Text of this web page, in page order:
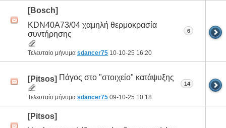
[Bosch]
KDN40A73/04 χαμηλή θερμοκρασία
συντήρησης
Τελευταίο μήνυμα sdancer75 10-10-25 16:20
6
[Pitsos] Πάγος στο "στοιχείο" κατάψυξης
Τελευταίο μήνυμα sdancer75 09-10-25 10:18
14
[Pitsos]